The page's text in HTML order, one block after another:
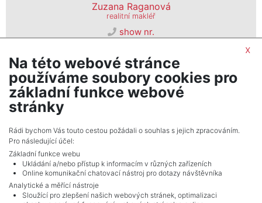
Zuzana Raganová
realitní makléř
show nr.
PSN, s. r. o.
Seifertova 823/9, 13000, Praha 3
x
Na této webové stránce
používáme soubory cookies pro
základní funkce webové
stránky
Rádi bychom Vás touto cestou požádali o souhlas s jejich zpracováním.
Pro následující účel:
Základní funkce webu
Ukládání a/nebo přístup k informacím v různých zařízeních
Online komunikační chatovací nástroj pro dotazy návštěvníka
Analytické a měřící nástroje
Sloužící pro zlepšení našich webových stránek, optimalizaci